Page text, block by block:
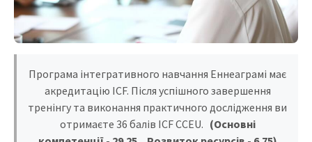
Програма інтегративного навчання Еннеаграмі має
акредитацію ICF. Після успішного завершення
тренінгу та виконання практичного дослідження ви
отримаєте 36 балів ICF CCEU. (Основні